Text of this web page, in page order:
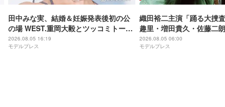
田中みな実、結婚＆妊娠発表後初の公
の場 WEST.重岡大毅とツッコミトーク
「子役みたいな子なので…」【5秒で完
全犯罪を生成する方法】
2026.08.05 16:19
モデルプレス
織田裕二主演「踊る大捜
趣里・増田貴久・佐藤二
ー紹介映像解禁 各キャラ
る“謎のキーワード”も
2026.08.05 06:00
モデルプレス